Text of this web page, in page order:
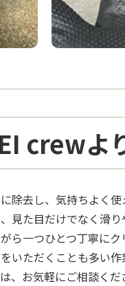
crewよ
除去し、気持ちよく使
た目だけでなく滑り
ら一つひとつ丁寧にク
いただくことも多い作
、お気軽にご相談くだ